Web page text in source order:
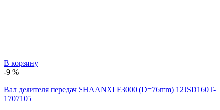
В корзину
-9 %
Вал делителя передач SHAANXI F3000 (D=76mm) 12JSD160T-
1707105